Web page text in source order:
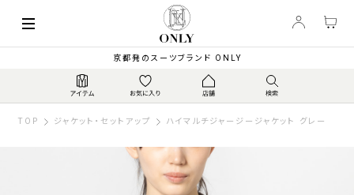
京都発のスーツブランド ONLY
TOP ジャケット・セットアップ ハイマルチジャージージャケット グレー